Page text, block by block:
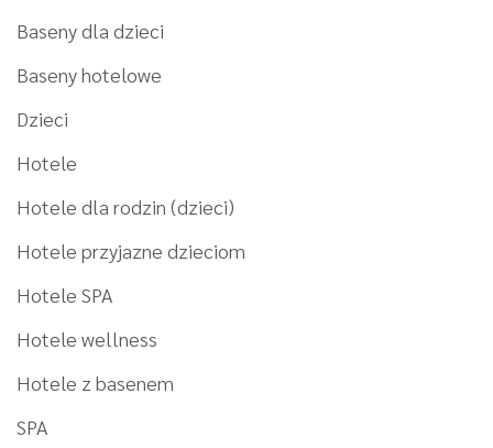
Baseny dla dzieci
Baseny hotelowe
Dzieci
Hotele
Hotele dla rodzin (dzieci)
Hotele przyjazne dzieciom
Hotele SPA
Hotele wellness
Hotele z basenem
SPA